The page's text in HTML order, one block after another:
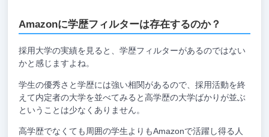
Amazonに学歴フィルターは存在するのか？
採用大学の実績を見ると、学歴フィルターがあるのではない
かと感じますよね。
学生の優秀さと学歴には強い相関があるので、採用活動を終
えて内定者の大学を並べてみると高学歴の大学ばかりが並ぶ
ということは少なくありません。
高学歴でなくても周囲の学生よりもAmazonで活躍し得る人